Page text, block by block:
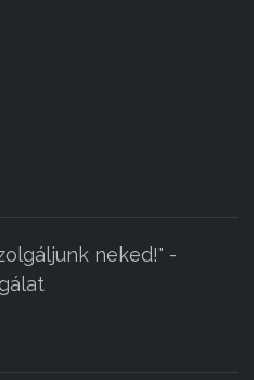
neked!" -